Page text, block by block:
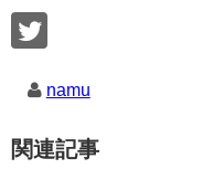
namu
関連記事